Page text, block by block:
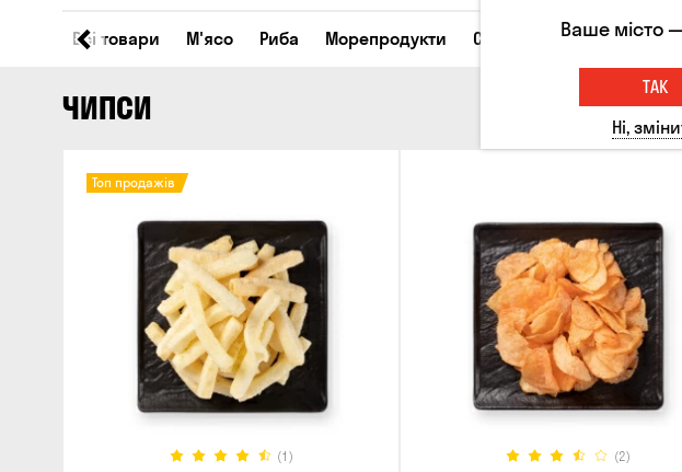
Всі товари М'ясо Риба Морепродукти Сирні закуски Горішки
ЧИПСИ
(1)
Топ продажів
(2)
Ваше місто
ТАК
Ні,